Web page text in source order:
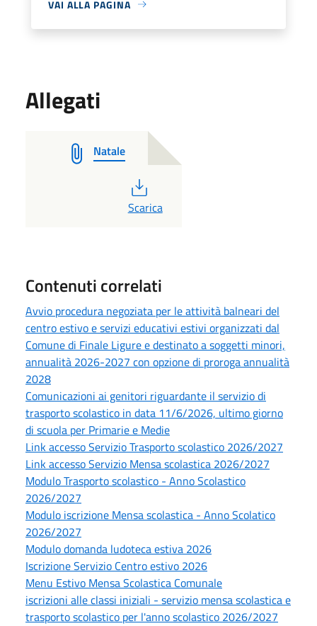
VAI ALLA PAGINA
Allegati
Natale
PDF
Scarica
Contenuti correlati
Avvio procedura negoziata per le attività balneari del
centro estivo e servizi educativi estivi organizzati dal
Comune di Finale Ligure e destinato a soggetti minori,
annualità 2026-2027 con opzione di proroga annualità
2028
Comunicazioni ai genitori riguardante il servizio di
trasporto scolastico in data 11/6/2026, ultimo giorno
di scuola per Primarie e Medie
Link accesso Servizio Trasporto scolastico 2026/2027
Link accesso Servizio Mensa scolastica 2026/2027
Modulo Trasporto scolastico - Anno Scolastico
2026/2027
Modulo iscrizione Mensa scolastica - Anno Scolatico
2026/2027
Modulo domanda ludoteca estiva 2026
Iscrizione Servizio Centro estivo 2026
Menu Estivo Mensa Scolastica Comunale
iscrizioni alle classi iniziali - servizio mensa scolastica e
trasporto scolastico per l'anno scolastico 2026/2027